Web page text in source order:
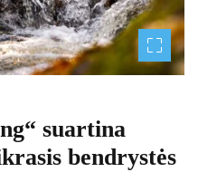
d
t
i
suartina
bendrystės